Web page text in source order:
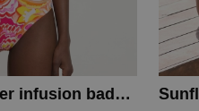
Charmline summer infusion badpak